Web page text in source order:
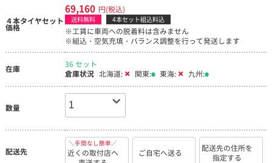
４本タイヤセット
価格
69,160 円(税込)
送料無料 4本セット組込料込
※工賃に車両への脱着料は含みません
※組込・空気充填・バランス調整を行って発送します
在庫
36 セット
倉庫状況 北海道: 関東: 東海: 九州:
数量
配送先
＼手間なし簡単／
近くの取付店へ
ご自宅へ送る
配送先の住所を
指定する